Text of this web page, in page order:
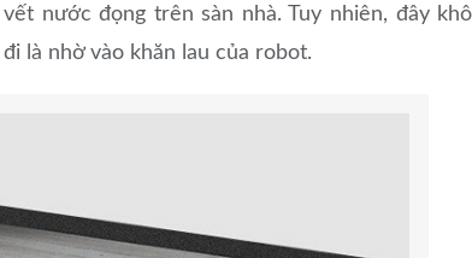
nước đọng trên sàn nhà. Tuy nhiên, đây
là nhờ vào khăn lau của robot.